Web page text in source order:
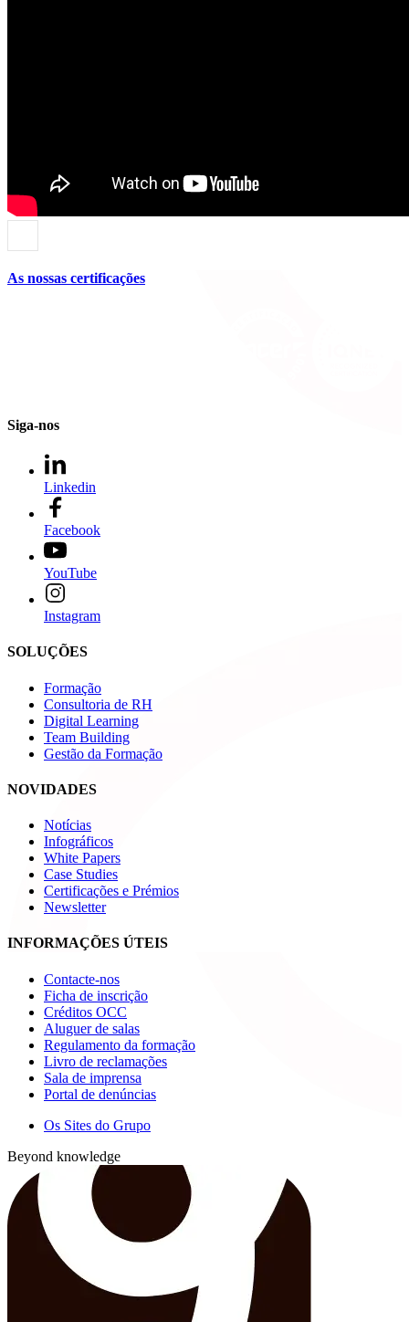
As nossas certificações
Siga-nos
Linkedin
Facebook
YouTube
Instagram
SOLUÇÕES
Formação
Consultoria de RH
Digital Learning
Team Building
Gestão da Formação
NOVIDADES
Notícias
Infográficos
White Papers
Case Studies
Certificações e Prémios
Newsletter
INFORMAÇÕES ÚTEIS
Contacte-nos
Ficha de inscrição
Créditos OCC
Aluguer de salas
Regulamento da formação
Livro de reclamações
Sala de imprensa
Portal de denúncias
Os Sites do Grupo
Beyond knowledge